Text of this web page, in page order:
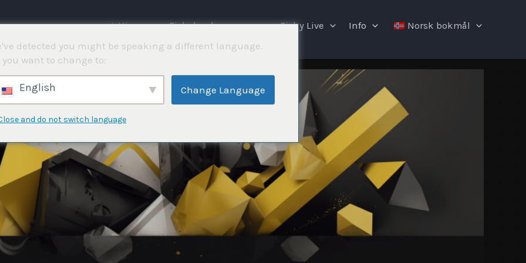
⌂ Hjemme Fiskekonkurranser Fishy Live Info Norsk bokmål
detected you might be speaking a different language.
you want to change to:
English Change Language
and do not switch language